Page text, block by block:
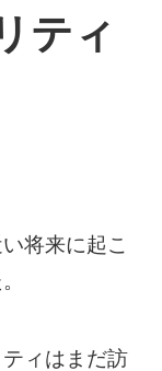
ティ
将来に起こ
ィはまだ訪